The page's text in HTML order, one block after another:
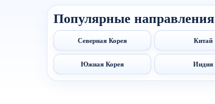
Популярные направления
Северная Корея Китай
Южная Корея Индия